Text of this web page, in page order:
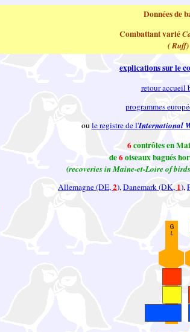
Données de
Combattant varié
( Ruff)
explications sur le
retour accueil
programmes
ou le registre de l'International
6contrôles en
de6oiseaux bagués
(recoveries in Maine-et-Loire of
Allemagne (DE,2),Danemark (DK,1),